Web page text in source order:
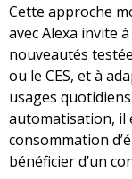
Cette approche
avec Alexa invite
nouveautés
ou le CES, et à
usages
automatisation, il
consommation
bénéficier d’un